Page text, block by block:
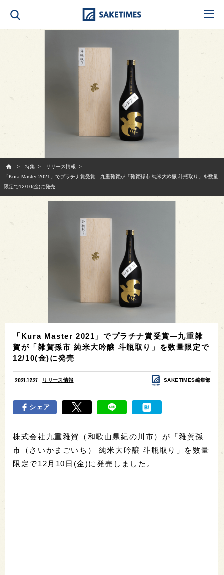
特集
リリース情報
「Kura Master 2021」でプラチナ賞受賞—九重雜賀が「雜賀孫市 純米大吟醸 斗瓶取り」を数量
限定で12/10(金)に発売
「Kura Master 2021」でプラチナ賞受賞—九重雜
賀が「雜賀孫市 純米大吟醸 斗瓶取り」を数量限定で
12/10(金)に発売
2021.12.27 リリース情報 SAKETIMES編集部
シェア
株式会社九重雜賀（和歌山県紀の川市）が「雜賀孫
市（さいかまごいち） 純米大吟醸 斗瓶取り」を数量
限定で12月10日(金)に発売しました。